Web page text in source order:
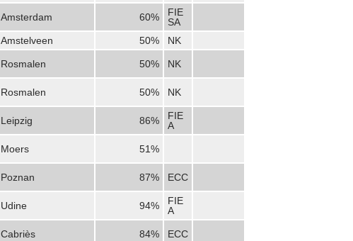
Amsterdam 60%
FIE
SA
Amstelveen 50% NK
Rosmalen 50% NK
Rosmalen 50% NK
Leipzig 86%
FIE
A
Moers 51%
Poznan 87% ECC
Udine 94%
FIE
A
Cabriès 84% ECC